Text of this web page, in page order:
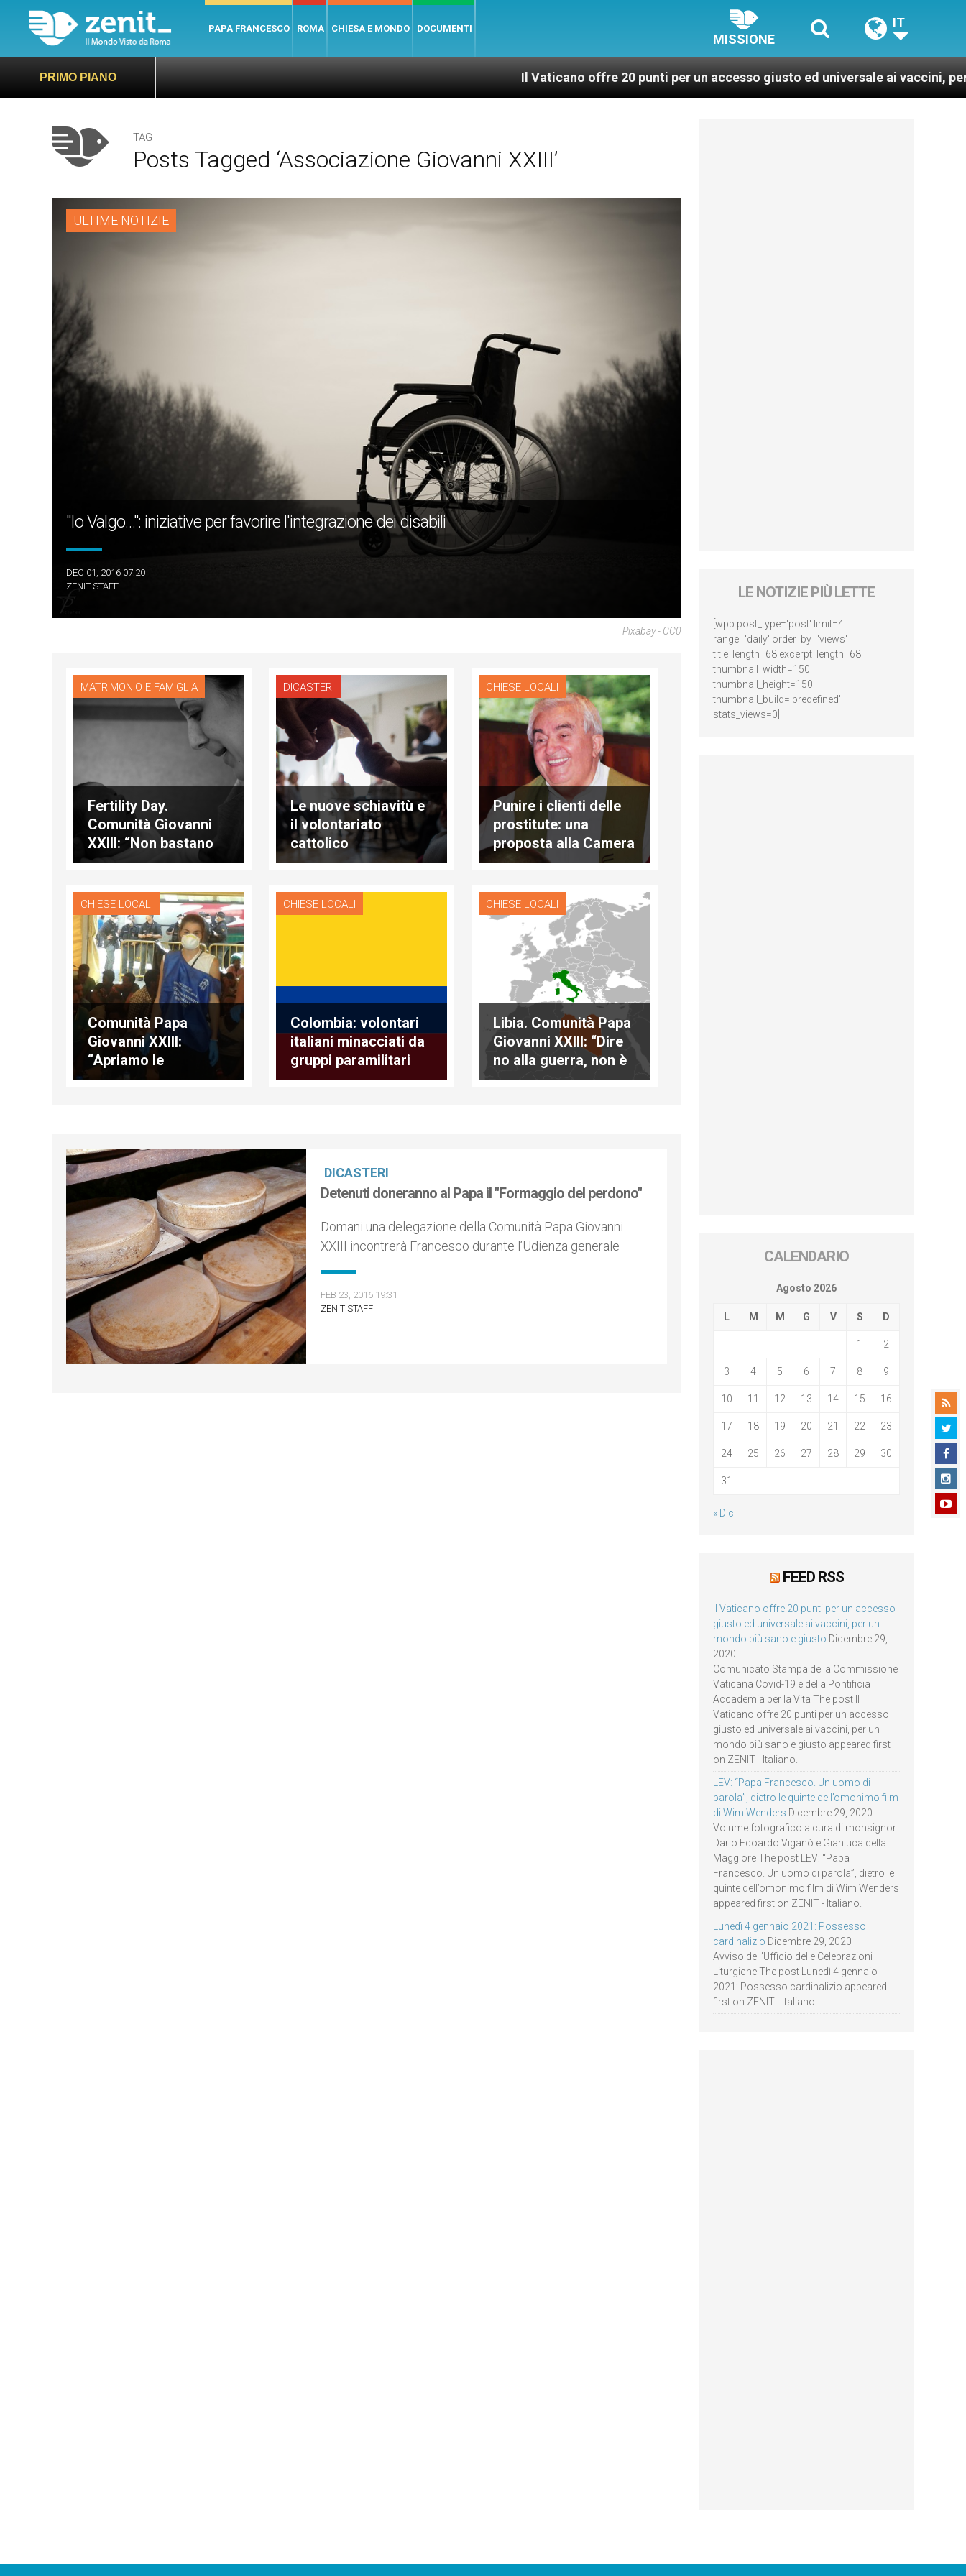
PAPA FRANCESCO ROMA CHIESA E MONDO DOCUMENTI
MISSIONE
IT
PRIMO PIANO Il Vaticano offre 20 punti per un accesso giusto ed universale ai vaccini, per un mondo più
TAG
Posts Tagged ‘associazione Giovanni XXIII’
ULTIME NOTIZIE
"Io Valgo…": iniziative per favorire l'integrazione dei disabili
DEC 01, 2016 07:20
ZENIT STAFF
Pixabay - CC0
MATRIMONIO E FAMIGLIA
Fertility Day.
Comunità Giovanni
XXIII: “Non bastano
slogan, servono
DICASTERI
Le nuove schiavitù e
il volontariato
cattolico
CHIESE LOCALI
Punire i clienti delle
prostitute: una
proposta alla Camera
CHIESE LOCALI
Comunità Papa
Giovanni XXIII:
“Apriamo le
parrocchie ai
CHIESE LOCALI
Colombia: volontari
italiani minacciati da
gruppi paramilitari
CHIESE LOCALI
Libia. Comunità Papa
Giovanni XXIII: “Dire
no alla guerra, non è
fuori dal tempo”
DICASTERI
Detenuti doneranno al Papa il "Formaggio del perdono"
Domani una delegazione della Comunità Papa Giovanni
XXIII incontrerà Francesco durante l’Udienza generale
FEB 23, 2016 19:31
ZENIT STAFF
LE NOTIZIE PIÙ LETTE
[wpp post_type='post' limit=4
range='daily' order_by='views'
title_length=68 excerpt_length=68
thumbnail_width=150
thumbnail_height=150
thumbnail_build='predefined'
stats_views=0]
CALENDARIO
Agosto 2026
L M M G V S D
1 2
3 4 5 6 7 8 9
10 11 12 13 14 15 16
17 18 19 20 21 22 23
24 25 26 27 28 29 30
31
« Dic
FEED RSS
Il Vaticano offre 20 punti per un accesso
giusto ed universale ai vaccini, per un
mondo più sano e giusto Dicembre 29,
2020
Comunicato Stampa della Commissione
Vaticana Covid-19 e della Pontificia
Accademia per la Vita The post Il
Vaticano offre 20 punti per un accesso
giusto ed universale ai vaccini, per un
mondo più sano e giusto appeared first
on ZENIT - Italiano.
LEV: “Papa Francesco. Un uomo di
parola”, dietro le quinte dell’omonimo film
di Wim Wenders Dicembre 29, 2020
Volume fotografico a cura di monsignor
Dario Edoardo Viganò e Gianluca della
Maggiore The post LEV: “Papa
Francesco. Un uomo di parola”, dietro le
quinte dell’omonimo film di Wim Wenders
appeared first on ZENIT - Italiano.
Lunedì 4 gennaio 2021: Possesso
cardinalizio Dicembre 29, 2020
Avviso dell’Ufficio delle Celebrazioni
Liturgiche The post Lunedì 4 gennaio
2021: Possesso cardinalizio appeared
first on ZENIT - Italiano.